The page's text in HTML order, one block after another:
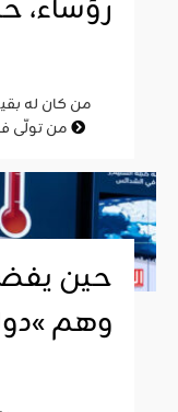
رؤساء،
من تولّى
وهم